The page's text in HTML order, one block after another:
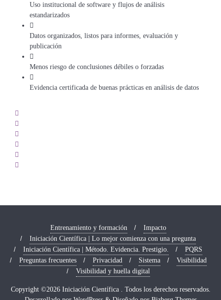
Uso institucional de software y flujos de análisis
estandarizados
Datos organizados, listos para informes, evaluación y
publicación
Menos riesgo de conclusiones débiles o forzadas
Evidencia certificada de buenas prácticas en análisis de datos
Entrenamiento y formación
Impacto
Iniciación Científica | Lo mejor comienza con una pregunta
Iniciación Científica | Método. Evidencia. Prestigio.
PQRS
Preguntas frecuentes
Privacidad Sistema
Visibilidad
Visibilidad y huella digital
Copyright ©2026 Iniciación Científica . Todos los derechos reservados.